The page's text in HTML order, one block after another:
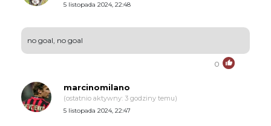
5 listopada 2024, 22:48
no goal, no goal
0
marcinomilano
(ostatnio aktywny: 3 godziny temu)
5 listopada 2024, 22:47